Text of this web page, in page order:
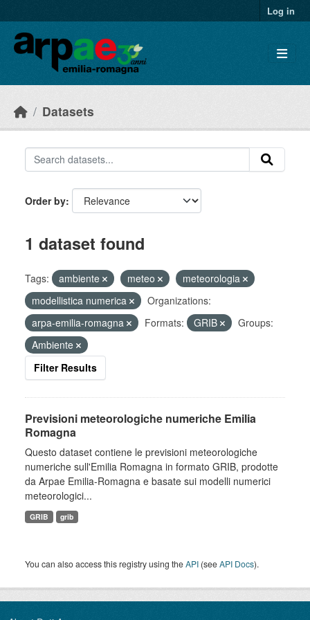
Log in
Datasets
Order by
1 dataset found
Tags: ambiente meteo
meteorologia
modellistica numerica
Organizations:
arpa-emilia-romagna
Formats: GRIB
Groups:
Ambiente
Filter Results
Previsioni meteorologiche numeriche Emilia
Romagna
Questo dataset contiene le previsioni meteorologiche
numeriche sull'Emilia Romagna in formato GRIB, prodotte
da Arpae Emilia-Romagna e basate sui modelli numerici
meteorologici...
GRIB grib
You can also access this registry using theAPI (seeAPI Docs).